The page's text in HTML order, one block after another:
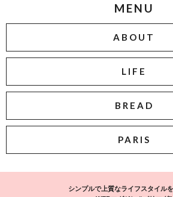
MENU
ABOUT
LIFE
BREAD
PARIS
シンプルで上質なライフスタイル